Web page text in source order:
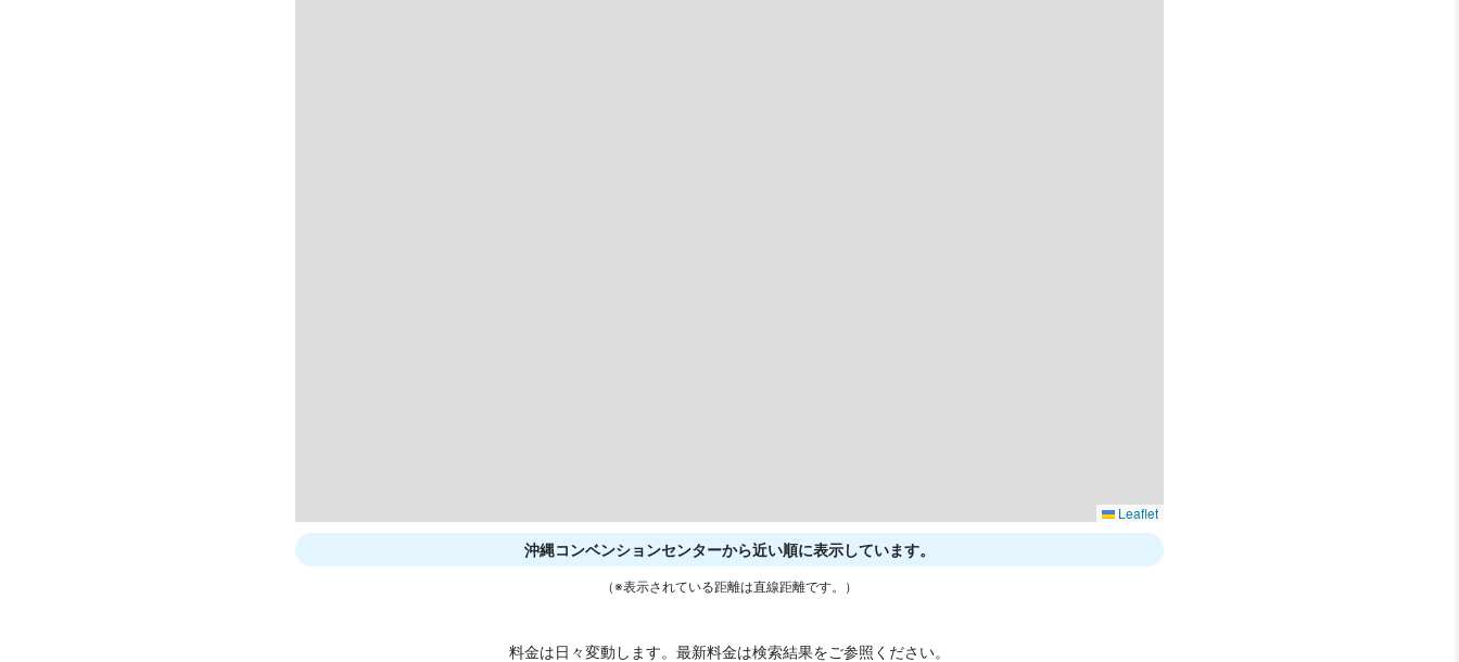
Leaflet
沖縄コンベンションセンターから近い順に表示しています。
（※表示されている距離は直線距離です。）
料金は日々変動します。最新料金は検索結果をご参照ください。